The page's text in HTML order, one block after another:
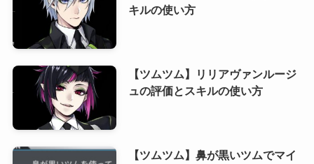
キルの使い方
【ツムツム】リリアヴァンルージ
ュの評価とスキルの使い方
【ツムツム】鼻が黒いツムでマイ